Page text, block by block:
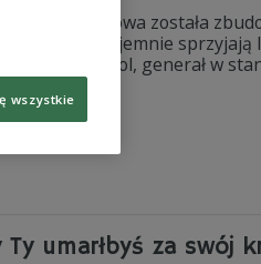
broń jądrowa została
sposób potajemnie
Samol, generał w
umarłbyś za swój
wszystkie